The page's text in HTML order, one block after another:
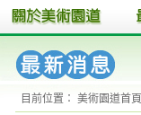
目前位置： 美術園道首頁